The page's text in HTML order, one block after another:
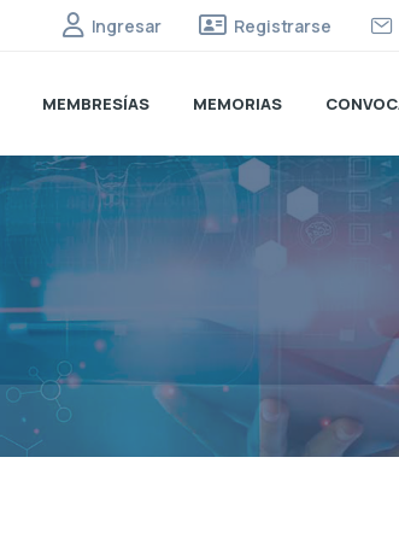
Ingresar Registrarse
MEMBRESÍAS MEMORIAS